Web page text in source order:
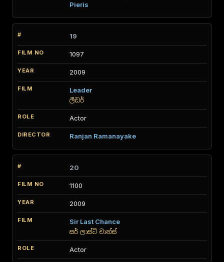
Pieris
19
1097
2009
Leader
ලීඩර්
Actor
Ranjan Ramanayake
20
1100
2009
Sir Last Chance
සර් ලාස්ට් චාන්ස්
Actor